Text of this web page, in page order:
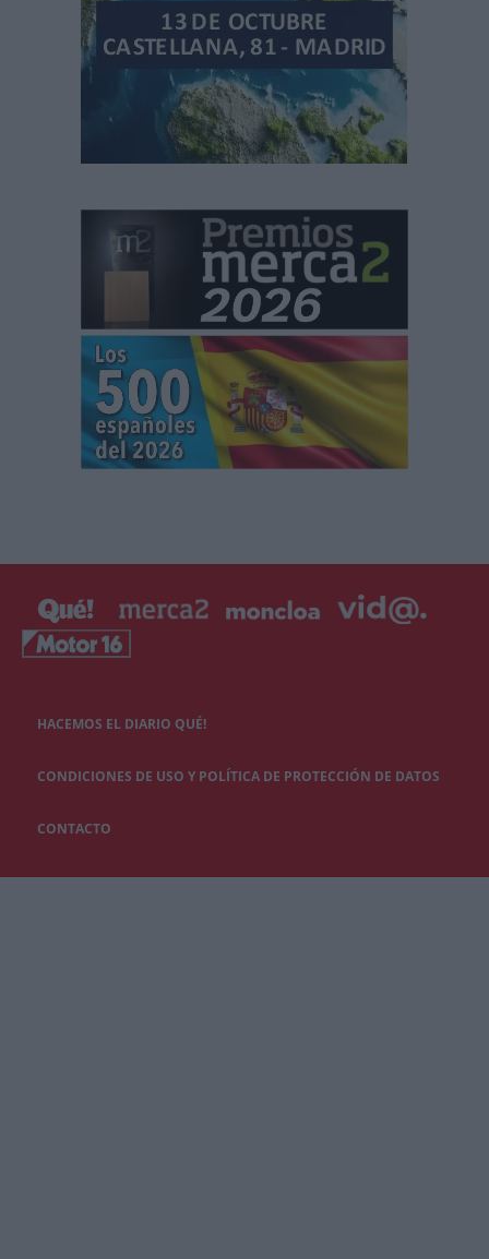
HACEMOS EL DIARIO QUÉ!
CONDICIONES DE USO Y POLÍTICA DE PROTECCIÓN DE DATOS
CONTACTO